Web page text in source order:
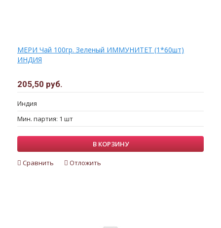
МЕРИ Чай 100гр. Зеленый ИММУНИТЕТ (1*60шт)
ИНДИЯ
205,50 руб.
Индия
Мин. партия: 1 шт
В КОРЗИНУ
Сравнить Отложить